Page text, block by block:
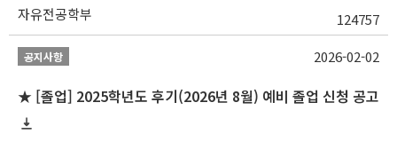
자유전공학부 124757
공지사항
★ [졸업] 2025학년도 후기(2026년 8월) 예비 졸업 신청 공고
2026-02-02